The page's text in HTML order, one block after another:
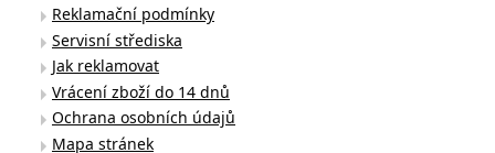
Reklamační podmínky
Servisní střediska
Jak reklamovat
Vrácení zboží do 14 dnů
Ochrana osobních údajů
Mapa stránek